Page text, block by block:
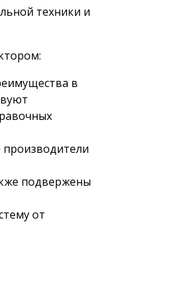
техники и
в
производители
подвержены
от